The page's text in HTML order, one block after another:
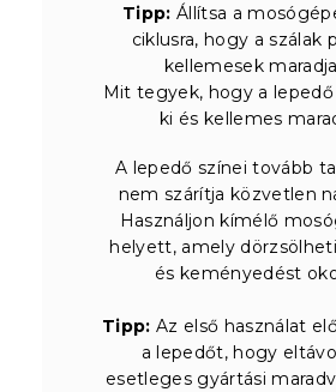
Tipp: Állítsa a
ciklusra, hogy a szálak
kellemesek
Mit tegyek, hogy a
ki és kellemes
A lepedő színei tovább
nem szárítja közvetlen
Használjon kímélő
helyett, amely
és keményedést
Tipp: Az első használat
a lepedőt, hogy
esetleges gyártási